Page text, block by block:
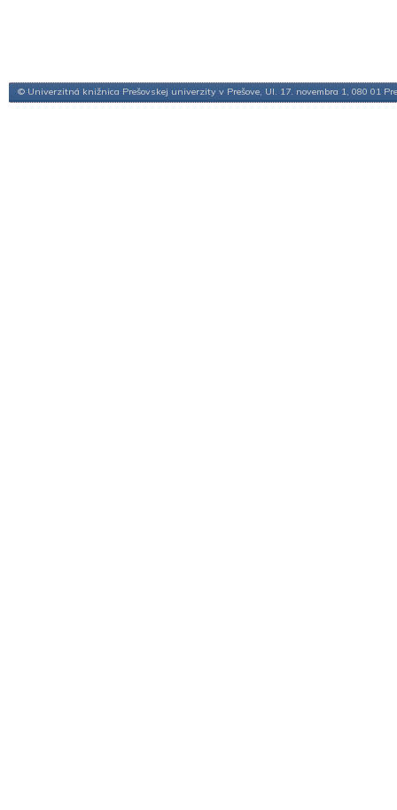
© Univerzitná knižnica Prešovskej univerzity v Prešove, Ul. 17. novembra 1, 080 01